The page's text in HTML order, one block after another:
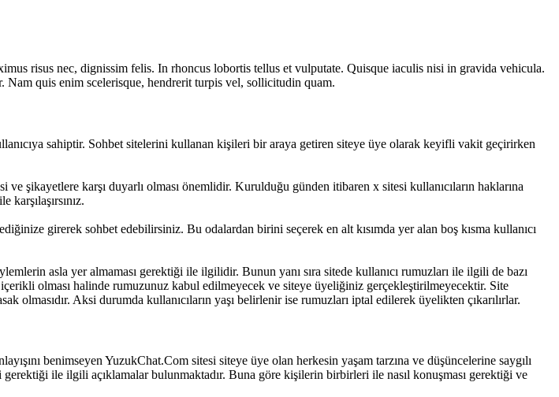
risus nec, dignissim felis. In rhoncus lobortis tellus et vulputate. Quisque iaculis nisi in gravida vehicula.
quis enim scelerisque, hendrerit turpis vel, sollicitudin quam.
sahiptir. Sohbet sitelerini kullanan kişileri bir araya getiren siteye üye olarak keyifli vakit geçirirken
şikayetlere karşı duyarlı olması önemlidir. Kurulduğu günden itibaren x sitesi kullanıcıların haklarına
girerek sohbet edebilirsiniz. Bu odalardan birini seçerek en alt kısımda yer alan boş kısma kullanıcı
asla yer almaması gerektiği ile ilgilidir. Bunun yanı sıra sitede kullanıcı rumuzları ile ilgili de bazı
olması halinde rumuzunuz kabul edilmeyecek ve siteye üyeliğiniz gerçekleştirilmeyecektir. Site
olmasıdır. Aksi durumda kullanıcıların yaşı belirlenir ise rumuzları iptal edilerek üyelikten çıkarılırlar.
benimseyen YuzukChat.Com sitesi siteye üye olan herkesin yaşam tarzına ve düşüncelerine saygılı
ile ilgili açıklamalar bulunmaktadır. Buna göre kişilerin birbirleri ile nasıl konuşması gerektiği ve